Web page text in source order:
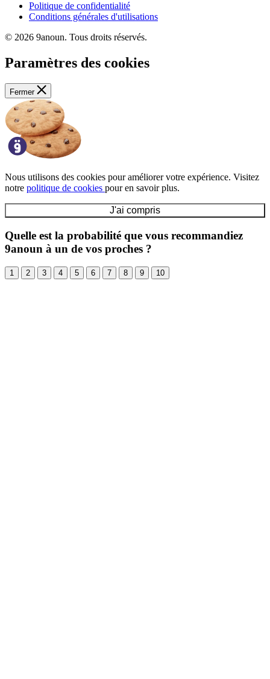
Politique de confidentialité
Conditions générales d'utilisations
© 2026 9anoun. Tous droits réservés.
Paramètres des cookies
Fermer
Nous utilisons des cookies pour améliorer votre expérience. Visitez
notre politique de cookies pour en savoir plus.
J'ai compris
Quelle est la probabilité que vous recommandiez
9anoun à un de vos proches ?
1 2 3 4 5 6 7 8 9 10